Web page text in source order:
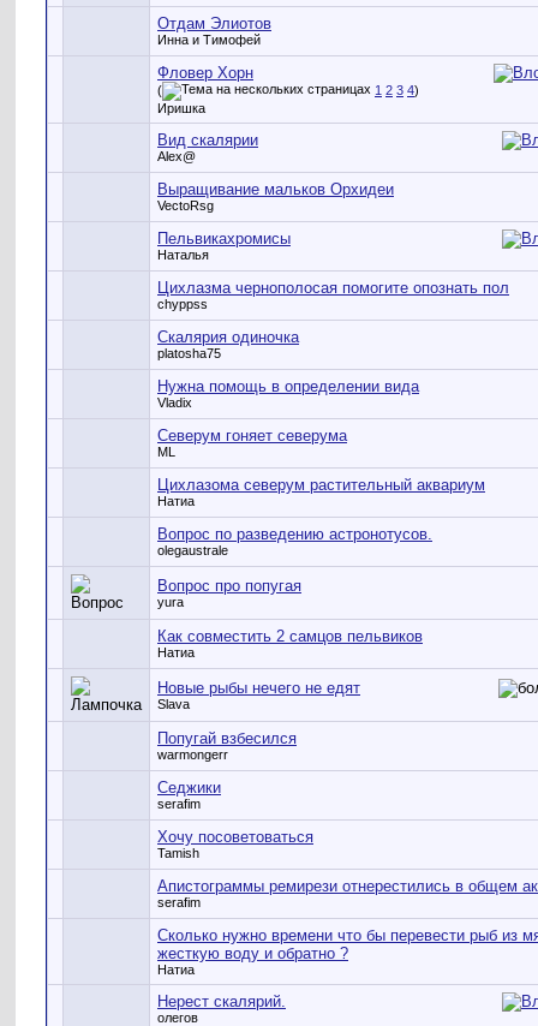
Отдам Элиотов
Инна и Тимофей
Фловер Хорн
( 1 2 3 4)
Иришка
Вид скалярии
Alex@
Выращивание мальков Орхидеи
VectoRsg
Пельвикахромисы
Наталья
Цихлазма чернополосая помогите опознать пол
chyppss
Скалярия одиночка
platosha75
Нужна помощь в определении вида
Vladix
Северум гоняет северума
ML
Цихлазома северум растительный аквариум
Натиа
Вопрос по разведению астронотусов.
olegaustrale
Вопрос про попугая
yura
Как совместить 2 самцов пельвиков
Натиа
Новые рыбы нечего не едят
Slava
Попугай взбесился
warmongerr
Седжики
serafim
Хочу посоветоваться
Tamish
Апистограммы ремирези отнерестились в общем
serafim
Сколько нужно времени что бы перевести рыб из
жесткую воду и обратно ?
Натиа
Нерест скалярий.
олегов